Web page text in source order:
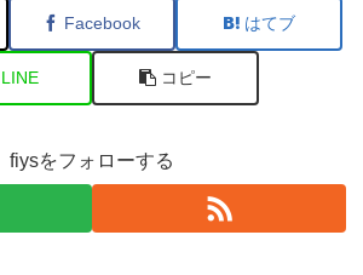
Facebook はてブ
LINE コピー
fiysをフォローする